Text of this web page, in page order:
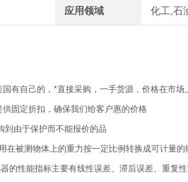
应用领域 化工,石
有自己的，*直接采购，一手货源，价格在市场
固定折扣，确保我们给客户惠的价格
到由于保护而不能报价的品
被测物体上的重力按一定比例转换成可计量的
性能指标主要有线性误差、滞后误差、重复